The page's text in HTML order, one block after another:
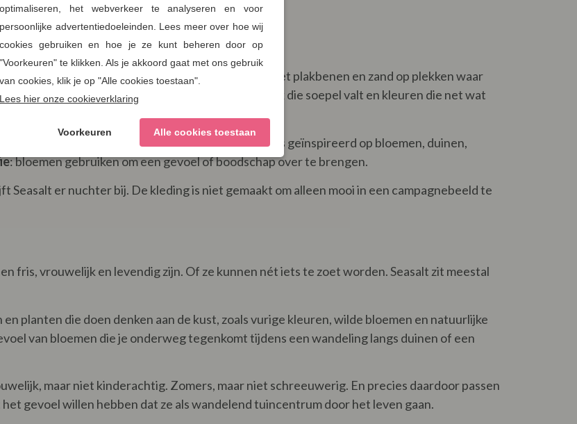
met een zomers verhaal
Cornwall. Niet als een keiharde stranddag met plakbenen en zand op plekken waar
van de dag: warm licht, een beetje wind, een jurk die soepel valt en kleuren die net wat
Bouquets
heeft precies die sfeer. De collectie is geïnspireerd op bloemen, duinen,
: bloemen gebruiken om een gevoel of boodschap over te brengen.
Seasalt er nuchter bij. De kleding is niet gemaakt om alleen mooi in een campagnebeeld te
fris, vrouwelijk en levendig zijn. Of ze kunnen nét iets te zoet worden. Seasalt zit meestal
planten die doen denken aan de kust, zoals vurige kleuren, wilde bloemen en natuurlijke
van bloemen die je onderweg tegenkomt tijdens een wandeling langs duinen of een
maar niet kinderachtig. Zomers, maar niet schreeuwerig. En precies daardoor passen
gevoel willen hebben dat ze als wandelend tuincentrum door het leven gaan.